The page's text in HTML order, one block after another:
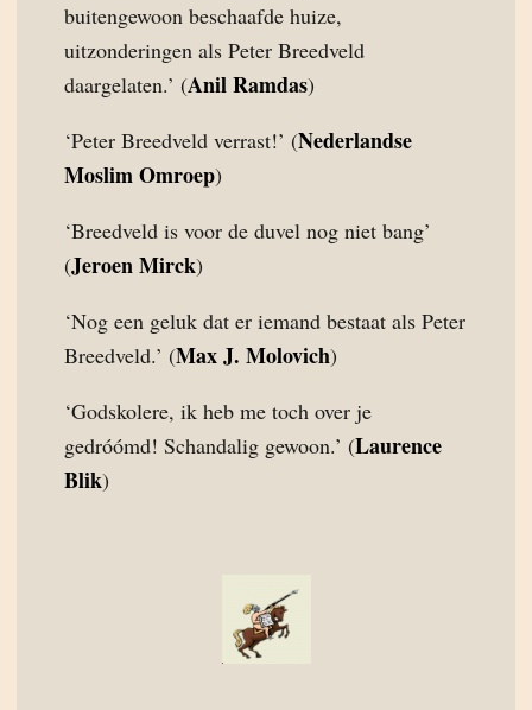
buitengewoon beschaafde huize,
uitzonderingen als Peter Breedveld
daargelaten.’ (Anil Ramdas)
‘Peter Breedveld verrast!’ (Nederlandse
Moslim Omroep)
‘Breedveld is voor de duvel nog niet bang’
(Jeroen Mirck)
‘Nog een geluk dat er iemand bestaat als Peter
Breedveld.’ (Max J. Molovich)
‘Godskolere, ik heb me toch over je
gedróómd! Schandalig gewoon.’ (Laurence
Blik)